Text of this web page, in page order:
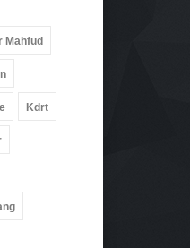
Mahfud
Kdrt